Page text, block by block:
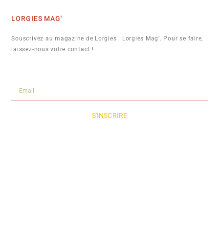
LORGIES MAG'
Souscrivez au magazine de Lorgies : Lorgies Mag’. Pour se faire,
laissez-nous votre contact !
S'INSCRIRE